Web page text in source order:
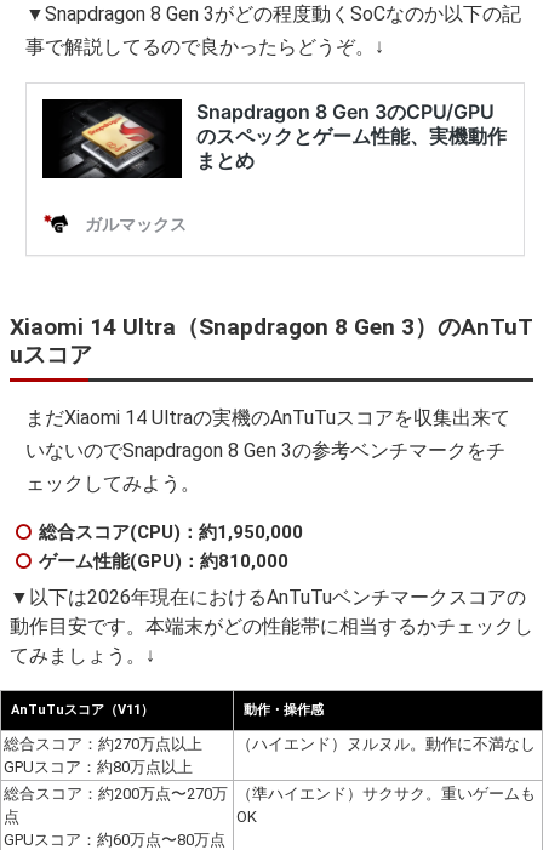
▼Snapdragon 8 Gen 3がどの程度動くSoCなのか以下の記
事で解説してるので良かったらどうぞ。↓
Xiaomi 14 Ultra（Snapdragon 8 Gen 3）のAnTuT
uスコア
まだXiaomi 14 Ultraの実機のAnTuTuスコアを収集出来て
いないのでSnapdragon 8 Gen 3の参考ベンチマークをチ
ェックしてみよう。
総合スコア(CPU)：約1,950,000
ゲーム性能(GPU)：約810,000
▼以下は2026年現在におけるAnTuTuベンチマークスコアの
動作目安です。本端末がどの性能帯に相当するかチェックし
てみましょう。↓
AnTuTuスコア（V11） 動作・操作感
総合スコア：約270万点以上
GPUスコア：約80万点以上
（ハイエンド）ヌルヌル。動作に不満なし
総合スコア：約200万点〜270万
点
GPUスコア：約60万点〜80万点
（準ハイエンド）サクサク。重いゲームも
OK